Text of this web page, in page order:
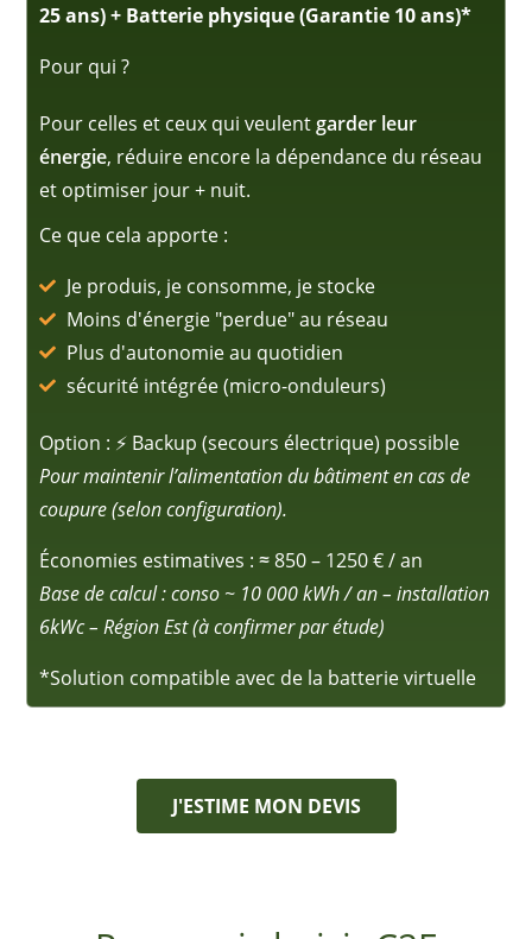
25 ans) + Batterie physique (Garantie 10 ans)*
Pour qui ?
Pour celles et ceux qui veulentgarder leur
énergie, réduire encore la dépendance du réseau
et optimiser jour + nuit.
Ce que cela apporte :
Je produis, je consomme, je stocke
Moins d'énergie "perdue" au réseau
Plus d'autonomie au quotidien
sécurité intégrée (micro-onduleurs)
Option : ⚡️ Backup (secours électrique) possible
Pour maintenir l’alimentation du bâtiment en cas de
coupure (selon configuration).
Économies estimatives :≈850 – 1250 € / an
Base de calcul : conso ~ 10 000 kWh / an – installation
6kWc – Région Est (à confirmer par étude)
*Solution compatible avec de la batterie virtuelle
J'ESTIME MON DEVIS